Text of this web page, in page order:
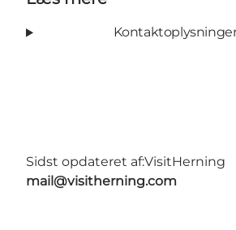
Sidst opdateret af:VisitHerning
mail@visitherning.com